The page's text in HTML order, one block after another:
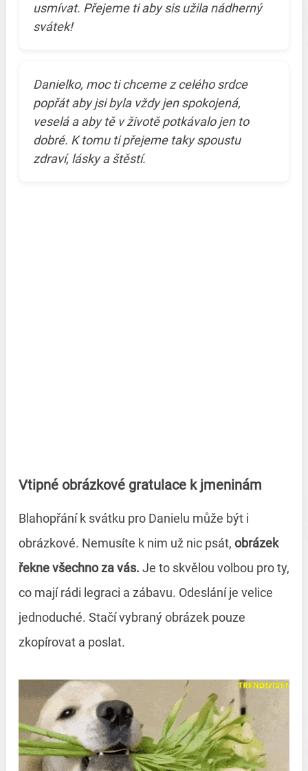
usmívat. Přejeme ti aby sis užila nádherný
svátek!
Danielko, moc ti chceme z celého srdce
popřát aby jsi byla vždy jen spokojená,
veselá a aby tě v životě potkávalo jen to
dobré. K tomu ti přejeme taky spoustu
zdraví, lásky a štěstí.
Vtipné obrázkové gratulace k jmeninám
Blahopřání k svátku pro Danielu může být i
obrázkové. Nemusíte k nim už nic psát, obrázek
řekne všechno za vás. Je to skvělou volbou pro ty,
co mají rádi legraci a zábavu. Odeslání je velice
jednoduché. Stačí vybraný obrázek pouze
zkopírovat a poslat.